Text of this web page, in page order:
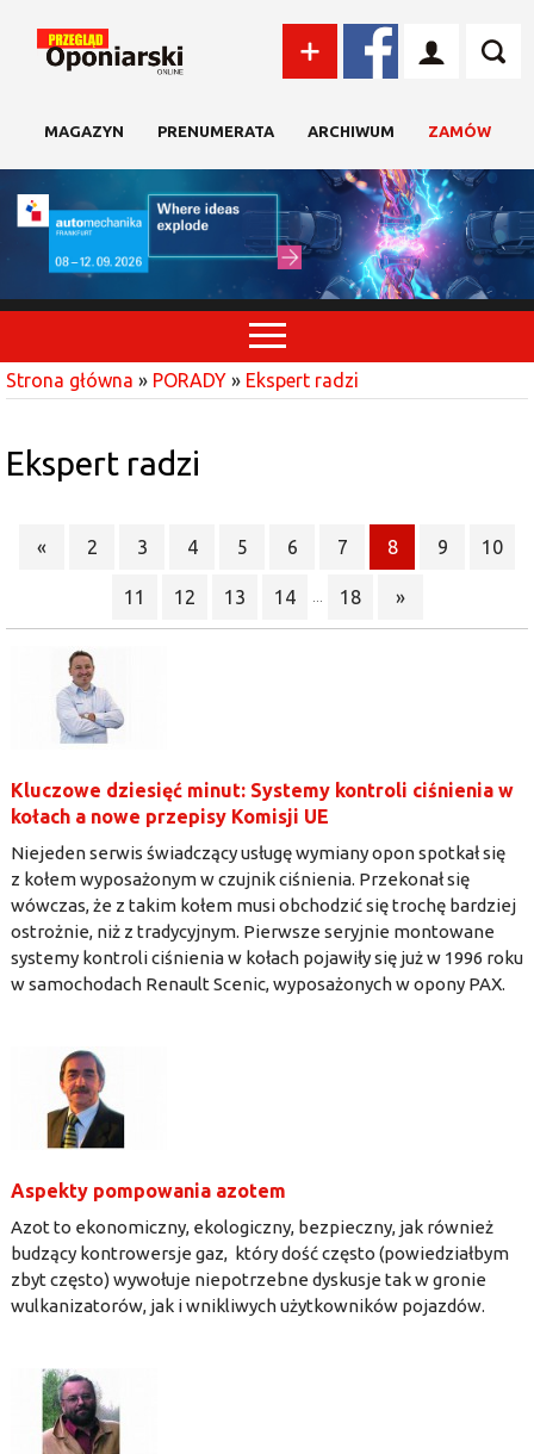
MAGAZYN PRENUMERATA ARCHIWUM ZAMÓW
Strona główna » PORADY » Ekspert radzi
Ekspert radzi
« 2 3 4 5 6 7 8 9 10
11 12 13 14 18 »
Kluczowe dziesięć minut: Systemy kontroli ciśnienia w
kołach a nowe przepisy Komisji UE
Niejeden serwis świadczący usługę wymiany opon spotkał się
z kołem wyposażonym w czujnik ciśnienia. Przekonał się
wówczas, że z takim kołem musi obchodzić się trochę bardziej
ostrożnie, niż z tradycyjnym. Pierwsze seryjnie montowane
systemy kontroli ciśnienia w kołach pojawiły się już w 1996 roku
w samochodach Renault Scenic, wyposażonych w opony PAX.
Aspekty pompowania azotem
Azot to ekonomiczny, ekologiczny, bezpieczny, jak również
budzący kontrowersje gaz, który dość często (powiedziałbym
zbyt często) wywołuje niepotrzebne dyskusje tak w gronie
wulkanizatorów, jak i wnikliwych użytkowników pojazdów.